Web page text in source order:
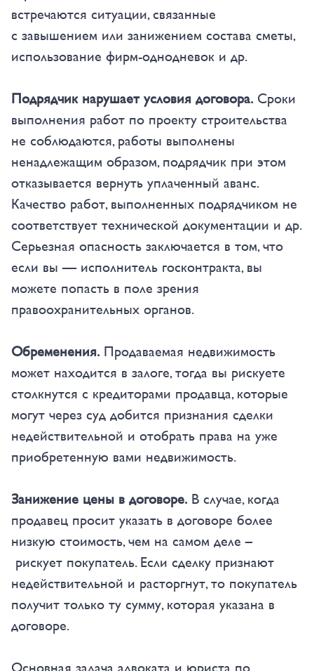
встречаются ситуации, связанные
с завышением или занижением состава сметы,
использование фирм-однодневок и др.
Подрядчик нарушает условия договора.Сроки
выполнения работ по проекту строительства
не соблюдаются, работы выполнены
ненадлежащим образом, подрядчик при этом
отказывается вернуть уплаченный аванс.
Качество работ, выполненных подрядчиком не
соответствует технической документации и др.
Серьезная опасность заключается в том, что
если вы — исполнитель госконтракта, вы
можете попасть в поле зрения
правоохранительных органов.
Обременения.Продаваемая недвижимость
может находится в залоге, тогда вы рискуете
столкнутся с кредиторами продавца, которые
могут через суд добится признания сделки
недействительной и отобрать права на уже
приобретенную вами недвижимость.
Занижение цены в договоре.В случае, когда
продавец просит указать в договоре более
низкую стоимость, чем на самом деле –
рискует покупатель. Если сделку признают
недействительной и расторгнут, то покупатель
получит только ту сумму, которая указана в
договоре.